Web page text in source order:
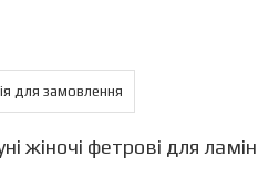
для замовлення
жіночі фетрові для